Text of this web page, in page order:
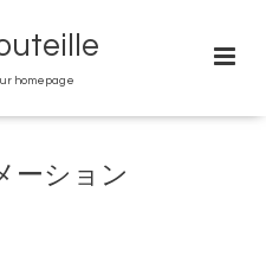
homepage
ーション